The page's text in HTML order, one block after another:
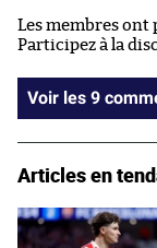
Les membres ont
Participez à la
Voir les 9
Articles en